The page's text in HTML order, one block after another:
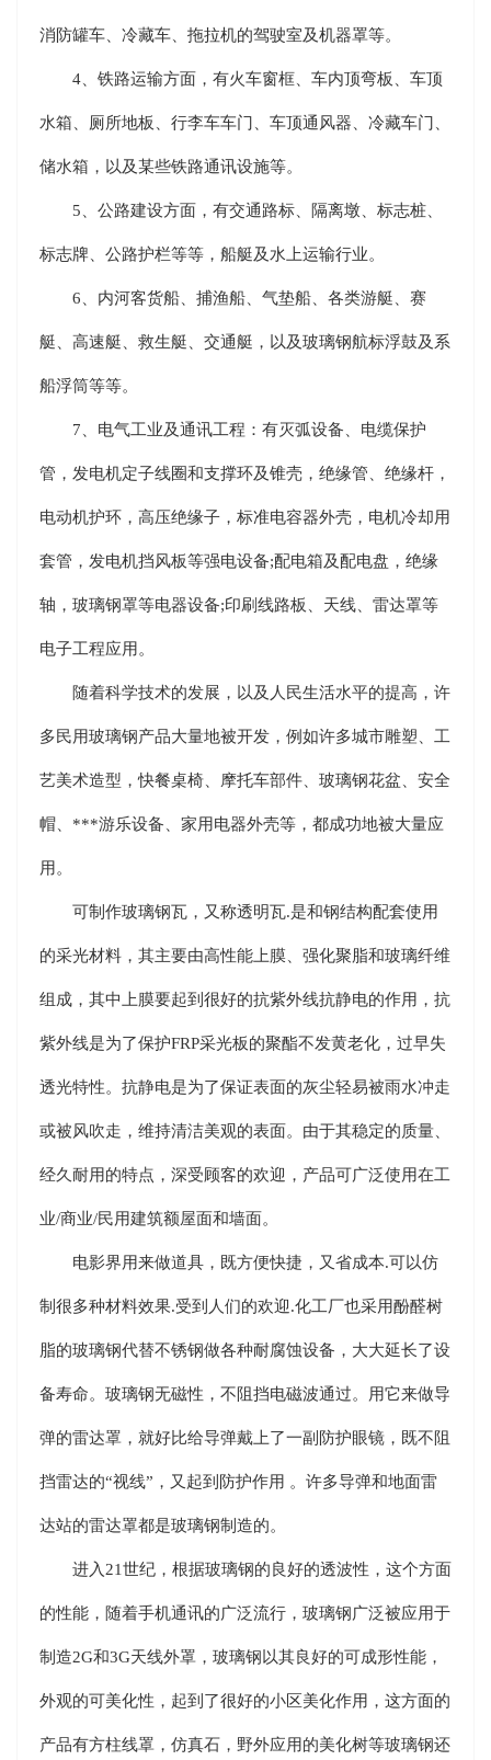
消防罐车、冷藏车、拖拉机的驾驶室及机器罩等。
4、铁路运输方面，有火车窗框、车内顶弯板、车顶
水箱、厕所地板、行李车车门、车顶通风器、冷藏车门、
储水箱，以及某些铁路通讯设施等。
5、公路建设方面，有交通路标、隔离墩、标志桩、
标志牌、公路护栏等等，船艇及水上运输行业。
6、内河客货船、捕渔船、气垫船、各类游艇、赛
艇、高速艇、救生艇、交通艇，以及玻璃钢航标浮鼓及系
船浮筒等等。
7、电气工业及通讯工程：有灭弧设备、电缆保护
管，发电机定子线圈和支撑环及锥壳，绝缘管、绝缘杆，
电动机护环，高压绝缘子，标准电容器外壳，电机冷却用
套管，发电机挡风板等强电设备;配电箱及配电盘，绝缘
轴，玻璃钢罩等电器设备;印刷线路板、天线、雷达罩等
电子工程应用。
随着科学技术的发展，以及人民生活水平的提高，许
多民用玻璃钢产品大量地被开发，例如许多城市雕塑、工
艺美术造型，快餐桌椅、摩托车部件、玻璃钢花盆、安全
帽、***游乐设备、家用电器外壳等，都成功地被大量应
用。
可制作玻璃钢瓦，又称透明瓦.是和钢结构配套使用
的采光材料，其主要由高性能上膜、强化聚脂和玻璃纤维
组成，其中上膜要起到很好的抗紫外线抗静电的作用，抗
紫外线是为了保护FRP采光板的聚酯不发黄老化，过早失
透光特性。抗静电是为了保证表面的灰尘轻易被雨水冲走
或被风吹走，维持清洁美观的表面。由于其稳定的质量、
经久耐用的特点，深受顾客的欢迎，产品可广泛使用在工
业/商业/民用建筑额屋面和墙面。
电影界用来做道具，既方便快捷，又省成本.可以仿
制很多种材料效果.受到人们的欢迎.化工厂也采用酚醛树
脂的玻璃钢代替不锈钢做各种耐腐蚀设备，大大延长了设
备寿命。玻璃钢无磁性，不阻挡电磁波通过。用它来做导
弹的雷达罩，就好比给导弹戴上了一副防护眼镜，既不阻
挡雷达的“视线”，又起到防护作用 。许多导弹和地面雷
达站的雷达罩都是玻璃钢制造的。
进入21世纪，根据玻璃钢的良好的透波性，这个方面
的性能，随着手机通讯的广泛流行，玻璃钢广泛被应用于
制造2G和3G天线外罩，玻璃钢以其良好的可成形性能，
外观的可美化性，起到了很好的小区美化作用，这方面的
产品有方柱线罩，仿真石，野外应用的美化树等玻璃钢还